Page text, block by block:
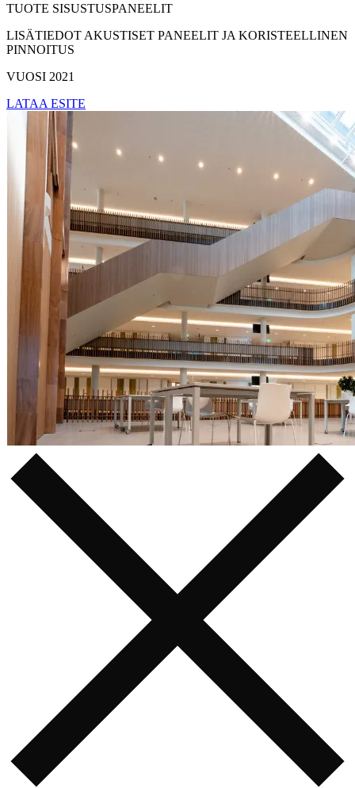
TUOTE SISUSTUSPANEELIT
LISÄTIEDOT AKUSTISET PANEELIT JA KORISTEELLINEN
PINNOITUS
VUOSI 2021
LATAA ESITE